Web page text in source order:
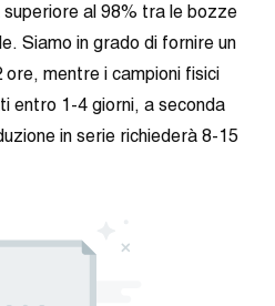
al 98% tra le bozze
Siamo in grado di fornire un
mentre i campioni fisici
entro 1-4 giorni, a seconda
in serie richiederà 8-15